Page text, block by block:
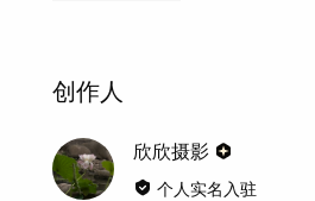
创作人
欣欣摄影
个人实名入驻